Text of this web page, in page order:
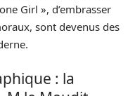
Girl », d’embrasser
sont devenus des
: la